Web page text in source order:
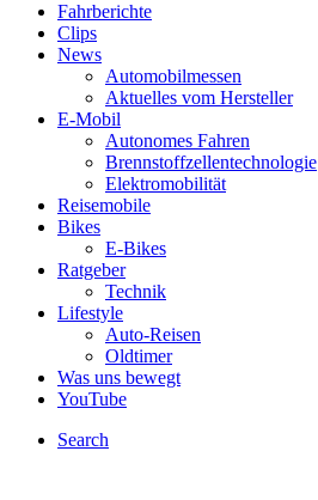
Fahrberichte
Clips
News
Automobilmessen
Aktuelles vom Hersteller
E-Mobil
Autonomes Fahren
Brennstoffzellentechnologie
Elektromobilität
Reisemobile
Bikes
E-Bikes
Ratgeber
Technik
Lifestyle
Auto-Reisen
Oldtimer
Was uns bewegt
YouTube
Search